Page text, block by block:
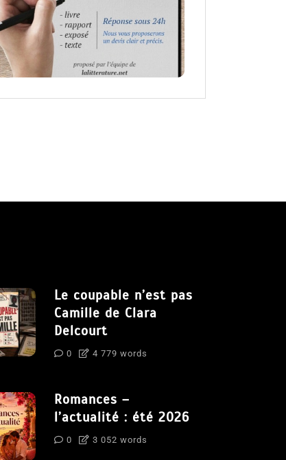
Le coupable n’est pas
Camille de Clara
Delcourt
0 4 779 words
Romances –
l’actualité : été 2026
0 3 052 words